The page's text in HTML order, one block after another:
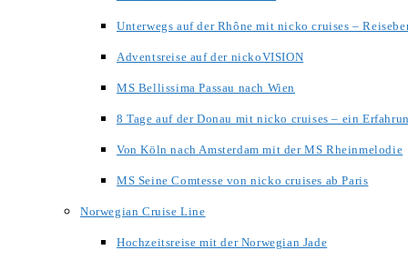
Unterwegs auf der Rhône mit nicko cruises –
Adventsreise auf der nickoVISION
MS Bellissima Passau nach Wien
8 Tage auf der Donau mit nicko cruises – ein
Von Köln nach Amsterdam mit der MS Rheinmelodie
MS Seine Comtesse von nicko cruises ab Paris
Norwegian Cruise Line
Hochzeitsreise mit der Norwegian Jade